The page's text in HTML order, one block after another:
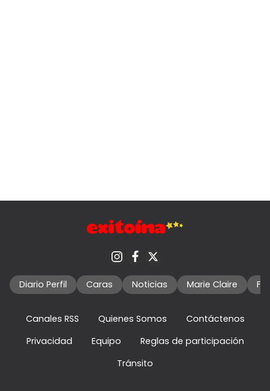
Diario Perfil Caras Noticias Marie Claire
Canales RSS Quienes Somos
Contáctenos
Privacidad
Equipo
Reglas de participación
Tránsito